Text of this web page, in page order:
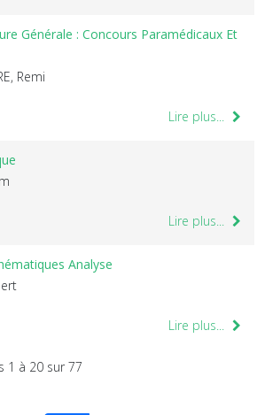
Générale : Concours Paramédicaux Et
Remi
Lire plus...
Lire plus...
Analyse
Lire plus...
1 à 20 sur 77